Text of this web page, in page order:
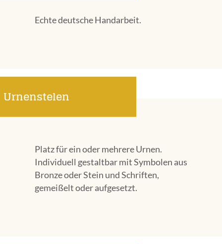
Echte deutsche Handarbeit.
Urnenstelen
Platz für ein oder mehrere Urnen.
Individuell gestaltbar mit Symbolen aus
Bronze oder Stein und Schriften,
gemeißelt oder aufgesetzt.